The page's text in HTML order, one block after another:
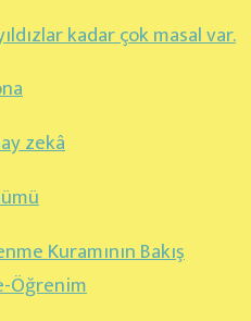
kadar çok masal var.
zekâ
Kuramının Bakış
Öğrenim